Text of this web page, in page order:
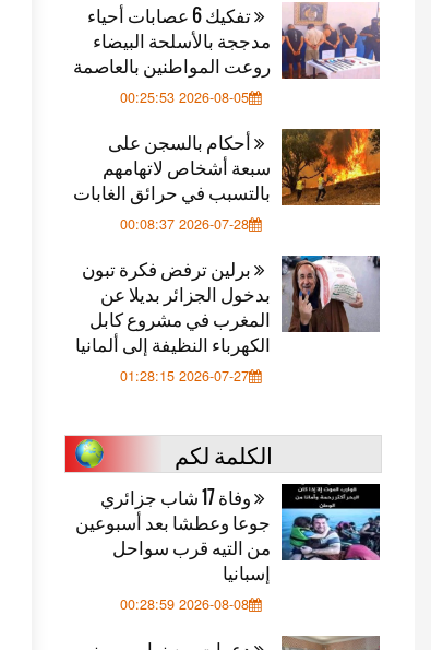
تفكيك 6 عصابات أحياء
مدججة بالأسلحة البيضاء
روعت المواطنين بالعاصمة
2026-08-05 00:25:53
أحكام بالسجن على
سبعة أشخاص لاتهامهم
بالتسبب في حرائق الغابات
2026-07-28 00:08:37
برلين ترفض فكرة تبون
بدخول الجزائر بديلا عن
المغرب في مشروع كابل
الكهرباء النظيفة إلى ألمانيا
2026-07-27 01:28:15
الكلمة لكم
وفاة 17 شاب جزائري
جوعا وعطشا بعد أسبوعين
من التيه قرب سواحل
إسبانيا
2026-08-08 00:28:59